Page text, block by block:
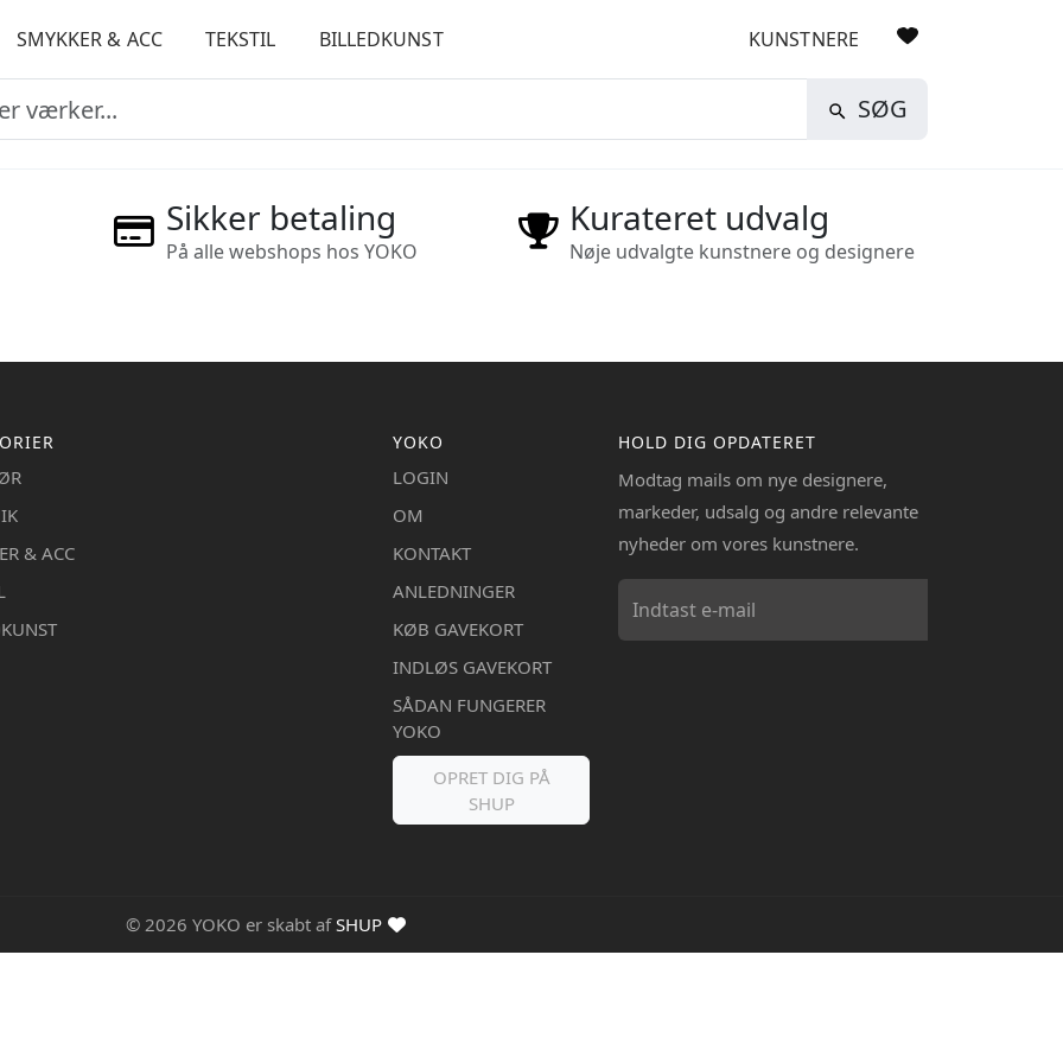
SMYKKER & ACC TEKSTIL BILLEDKUNST KUNSTNERE
SØG
Sikker betaling
På alle webshops hos YOKO
Kurateret udvalg
Nøje udvalgte kunstnere og designere
& ACC
YOKO
LOGIN
OM
KONTAKT
ANLEDNINGER
KØB GAVEKORT
INDLØS GAVEKORT
SÅDAN FUNGERER
YOKO
OPRET DIG PÅ
SHUP
HOLD DIG OPDATERET
Modtag mails om nye designere,
markeder, udsalg og andre relevante
nyheder om vores kunstnere.
© 2026 YOKO er skabt afSHUP